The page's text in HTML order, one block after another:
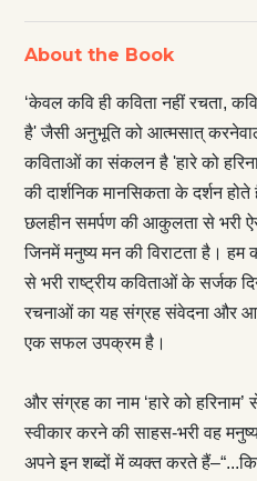
About the Book
‘केवल कवि ही कविता नहीं रचता,
है' जैसी अनुभूति को आत्मसात्
कविताओं का संकलन है 'हारे को
की दार्शनिक मानसिकता के दर्शन
छलहीन समर्पण की आकुलता से भरी
जिनमें मनुष्य मन की विराटता है।
से भरी राष्ट्रीय कविताओं के सर्जक
रचनाओं का यह संग्रह संवेदना और
एक सफल उपक्रम है।
और संग्रह का नाम ‘हारे को
स्वीकार करने की साहस-भरी वह
अपने इन शब्दों में व्यक्त करते